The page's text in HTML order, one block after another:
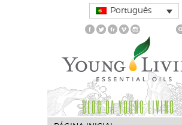
Português
BLOG DA YOUNG LIVING